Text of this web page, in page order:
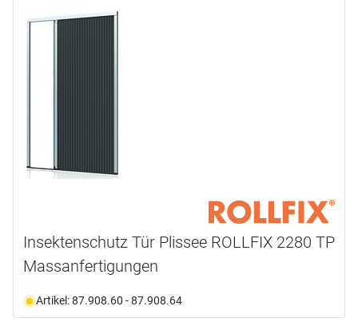
Insektenschutz Tür Plissee ROLLFIX 2280 TP
Massanfertigungen
Artikel: 87.908.60 - 87.908.64